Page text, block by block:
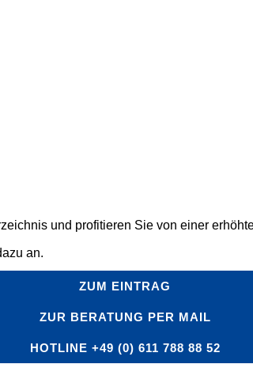
und profitieren Sie von einer
an.
ZUM EINTRAG
ZUR BERATUNG PER MAIL
HOTLINE +49 (0) 611 788 88 52